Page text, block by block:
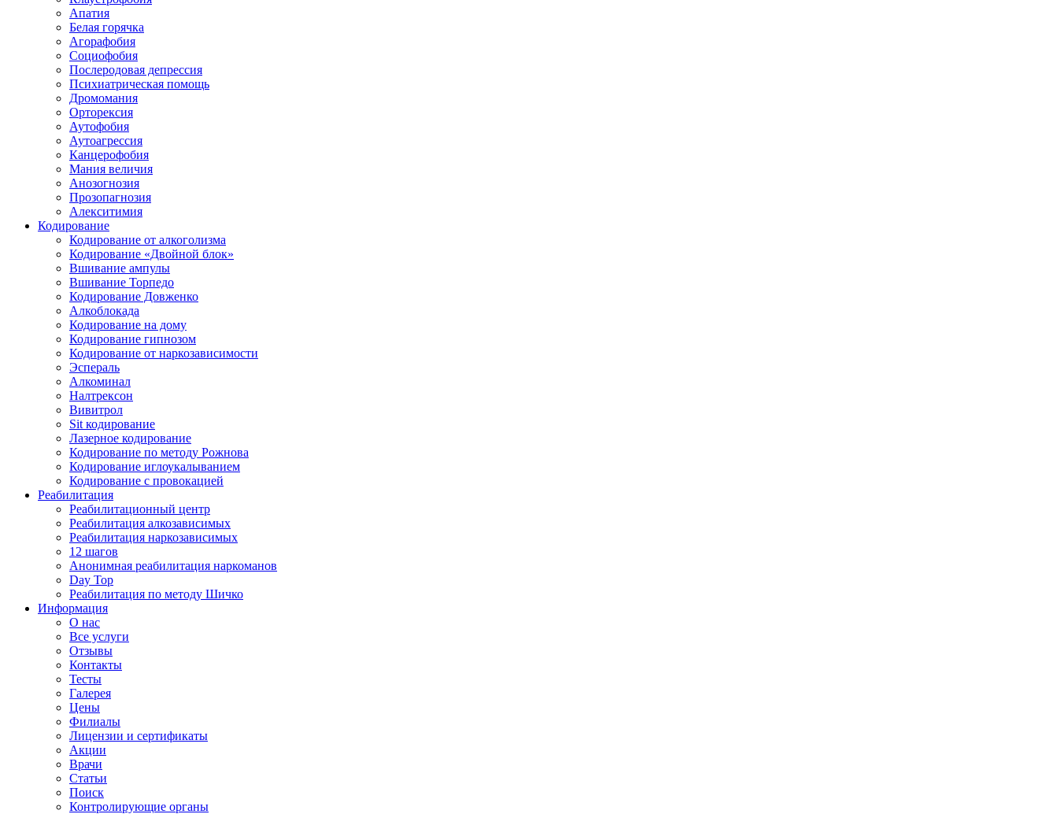
Апатия
Белая горячка
Агорафобия
Социофобия
Послеродовая депрессия
Психиатрическая помощь
Дромомания
Орторексия
Аутофобия
Аутоагрессия
Канцерофобия
Мания величия
Анозогнозия
Прозопагнозия
Алекситимия
Кодирование
Кодирование от алкоголизма
Кодирование «Двойной блок»
Вшивание ампулы
Вшивание Торпедо
Кодирование Довженко
Алкоблокада
Кодирование на дому
Кодирование гипнозом
Кодирование от наркозависимости
Эспераль
Алкоминал
Налтрексон
Вивитрол
Sit кодирование
Лазерное кодирование
Кодирование по методу Рожнова
Кодирование иглоукалыванием
Кодирование с провокацией
Реабилитация
Реабилитационный центр
Реабилитация алкозависимых
Реабилитация наркозависимых
12 шагов
Анонимная реабилитация наркоманов
Day Top
Реабилитация по методу Шичко
Информация
О нас
Все услуги
Отзывы
Контакты
Тесты
Галерея
Цены
Филиалы
Лицензии и сертификаты
Акции
Врачи
Статьи
Поиск
Контролирующие органы